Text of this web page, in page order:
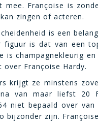
Françoise is
zingen of acteren.
is een
figuur is dat van een
is champagnekleurig
over Françoise Hardy.
krijgt ze minstens
van maar liefst 20
niet bepaald over
bijzonder zijn.